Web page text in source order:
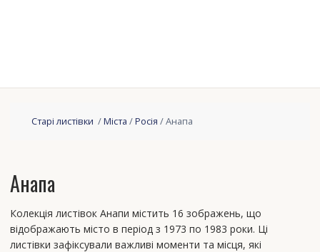
Старі листівки /Міста /Росія / Анапа
Анапа
Колекція листівок Анапи містить 16 зображень, що
відображають місто в період з 1973 по 1983 роки. Ці
листівки зафіксували важливі моменти та місця, які